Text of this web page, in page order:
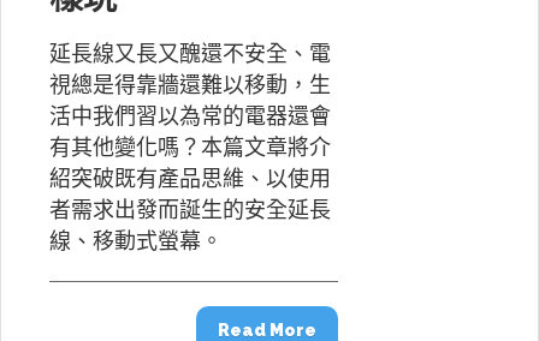
延長線又長又醜還不安全、電
視總是得靠牆還難以移動，生
活中我們習以為常的電器還會
有其他變化嗎？本篇文章將介
紹突破既有產品思維、以使用
者需求出發而誕生的安全延長
線、移動式螢幕。
Read More